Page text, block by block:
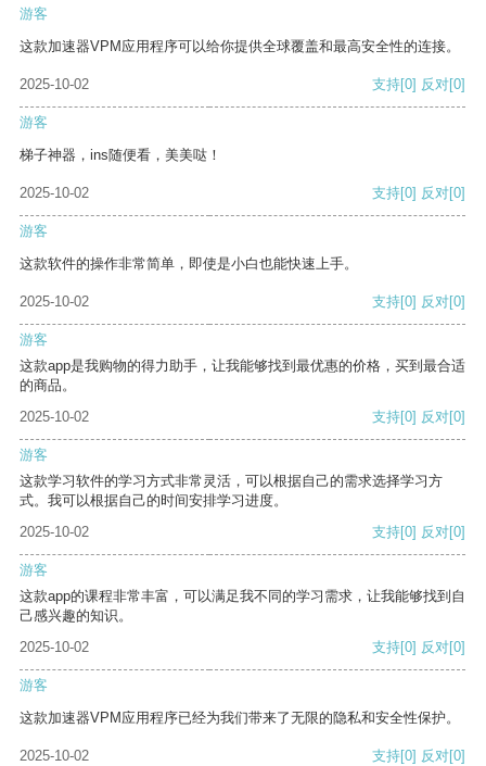
游客
这款加速器VPM应用程序可以给你提供全球覆盖和最高安全性的连接。
2025-10-02 支持[0] 反对[0]
游客
梯子神器，ins随便看，美美哒！
2025-10-02 支持[0] 反对[0]
游客
这款软件的操作非常简单，即使是小白也能快速上手。
2025-10-02 支持[0] 反对[0]
游客
这款app是我购物的得力助手，让我能够找到最优惠的价格，买到最合适
的商品。
2025-10-02
支持[0] 反对[0]
游客
这款学习软件的学习方式非常灵活，可以根据自己的需求选择学习方
式。我可以根据自己的时间安排学习进度。
2025-10-02
支持[0] 反对[0]
游客
这款app的课程非常丰富，可以满足我不同的学习需求，让我能够找到自
己感兴趣的知识。
2025-10-02
支持[0] 反对[0]
游客
这款加速器VPM应用程序已经为我们带来了无限的隐私和安全性保护。
2025-10-02 支持[0] 反对[0]